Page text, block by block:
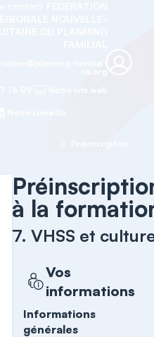
à la
7. VHSS et
Vos
informations
Informations
générales